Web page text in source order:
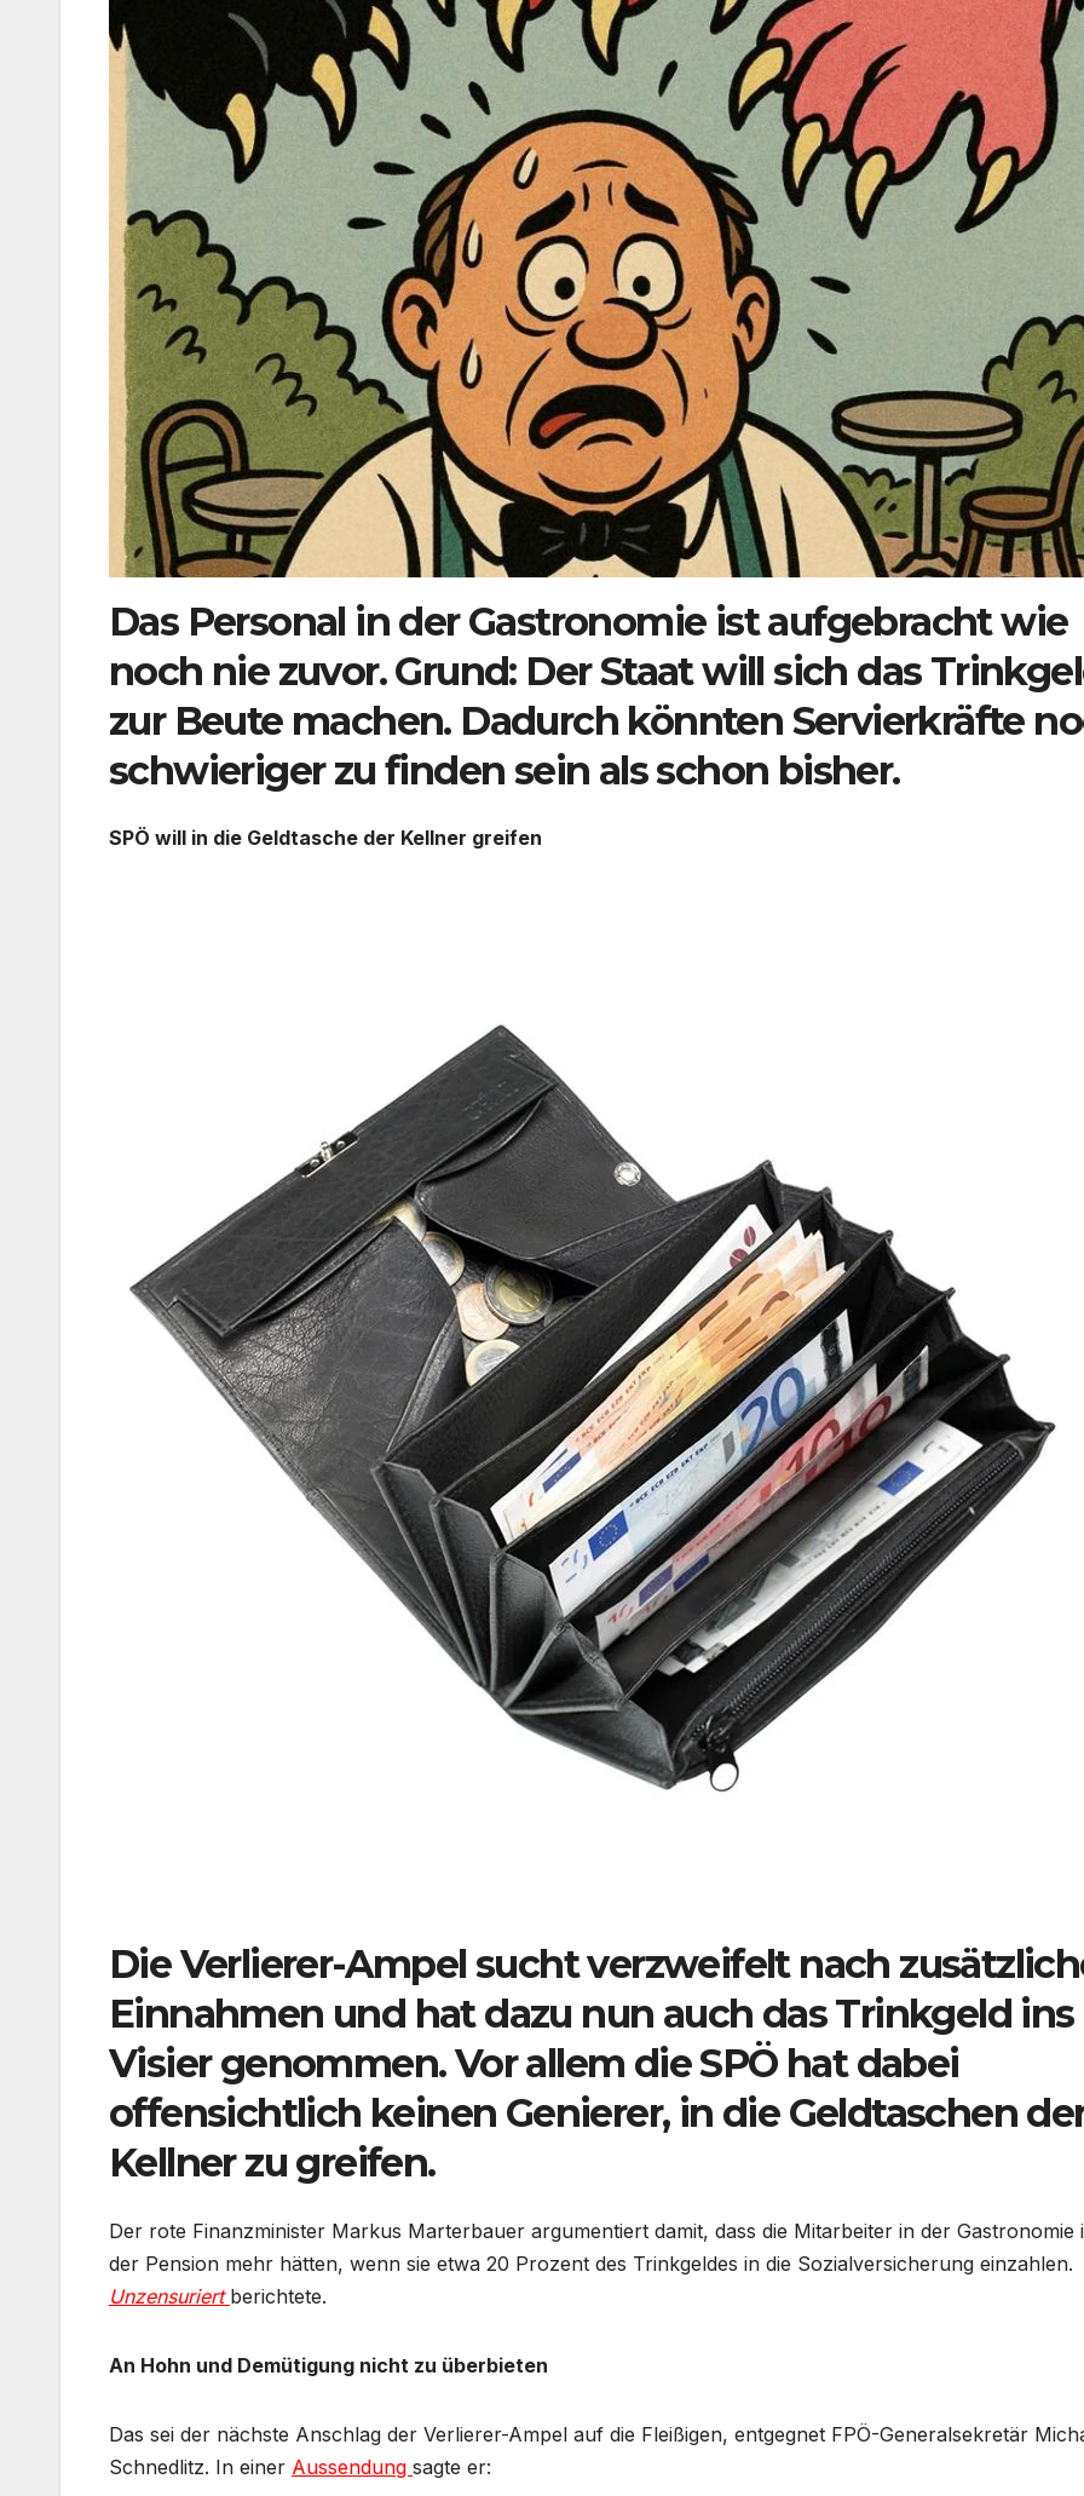
Das Personal in der Gastronomie ist aufgebracht wie
noch nie zuvor. Grund: Der Staat will sich das
zur Beute machen. Dadurch könnten Servierkräfte
schwieriger zu finden sein als schon bisher.
SPÖ will in die Geldtasche der Kellner greifen
Die Verlierer-Ampel sucht verzweifelt nach
Einnahmen und hat dazu nun auch das Trinkgeld ins
Visier genommen. Vor allem die SPÖ hat dabei
offensichtlich keinen Genierer, in die Geldtaschen
Kellner zu greifen.
Der rote Finanzminister Markus Marterbauer argumentiert damit, dass die Mitarbeiter in der Gastronomie
der Pension mehr hätten, wenn sie etwa 20 Prozent des Trinkgeldes in die Sozialversicherung einzahlen.
Unzensuriert berichtete.
An Hohn und Demütigung nicht zu überbieten
Das sei der nächste Anschlag der Verlierer-Ampel auf die Fleißigen, entgegnet FPÖ-Generalsekretär
Schnedlitz. In einer Aussendung sagte er: